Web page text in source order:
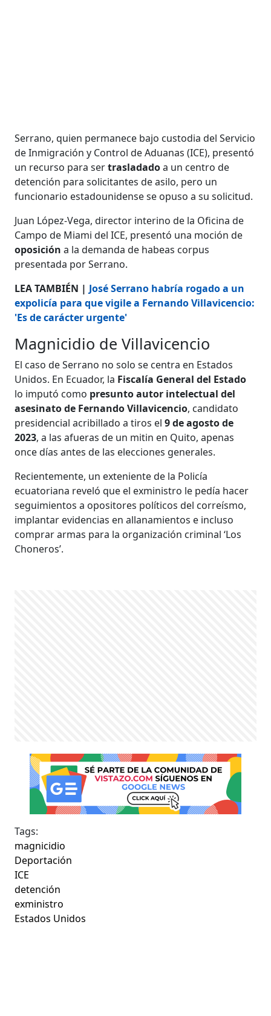
Serrano, quien permanece bajo custodia del Servicio
de Inmigración y Control de Aduanas (ICE), presentó
un recurso para sertrasladadoa un centro de
detención para solicitantes de asilo, pero un
funcionario estadounidense se opuso a su solicitud.
Juan López-Vega, director interino de la Oficina de
Campo de Miami del ICE, presentó una moción de
oposicióna la demanda de habeas corpus
presentada por Serrano.
LEA TAMBIÉN | José Serrano habría rogado a un
expolicía para que vigile a Fernando Villavicencio:
'Es de carácter urgente'
Magnicidio de Villavicencio
El caso de Serrano no solo se centra en Estados
Unidos. En Ecuador, la Fiscalía General del Estado
lo imputó como presunto autor intelectual del
asesinato de Fernando Villavicencio, candidato
presidencial acribillado a tiros el9 de agosto de
2023, a las afueras de un mitin en Quito, apenas
once días antes de las elecciones generales.
Recientemente, un exteniente de la Policía
ecuatoriana reveló que el exministro le pedía hacer
seguimientos a opositores políticos del correísmo,
implantar evidencias en allanamientos e incluso
comprar armas para la organización criminal ‘Los
Choneros’.
Tags:
magnicidio
Deportación
ICE
detención
exministro
Estados Unidos